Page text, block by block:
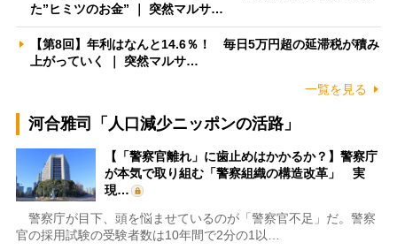
た”ヒミツのお金” ｜ 突然マルサ…
【第8回】年利はなんと14.6％！ 毎日5万円超の延滞税が積み
上がっていく ｜ 突然マルサ…
一覧を見る
河合雅司「人口減少ニッポンの活路」
【「警察官離れ」に歯止めはかかるか？】警察庁
が本気で取り組む「警察組織の構造改革」 実
現…
警察庁が目下、頭を悩ませているのが「警察官不足」だ。警察
官の採用試験の受験者数は10年間で2分の1以…